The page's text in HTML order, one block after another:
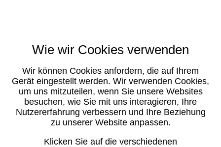
Wie wir Cookies verwenden
Wir können Cookies anfordern, die auf Ihrem
Gerät eingestellt werden. Wir verwenden Cookies,
um uns mitzuteilen, wenn Sie unsere Websites
besuchen, wie Sie mit uns interagieren, Ihre
Nutzererfahrung verbessern und Ihre Beziehung
zu unserer Website anpassen.
Klicken Sie auf die verschiedenen